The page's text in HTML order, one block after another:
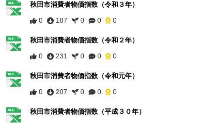
秋田市消費者物価指数（令和３年）
0 187 0 0 0
秋田市消費者物価指数（令和２年）
0 231 0 0 0
秋田市消費者物価指数（令和元年）
0 207 0 0 0
秋田市消費者物価指数（平成３０年）